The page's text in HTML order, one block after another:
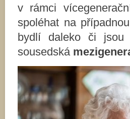
v rámci
spoléhat na
bydlí daleko či jsou
sousedská